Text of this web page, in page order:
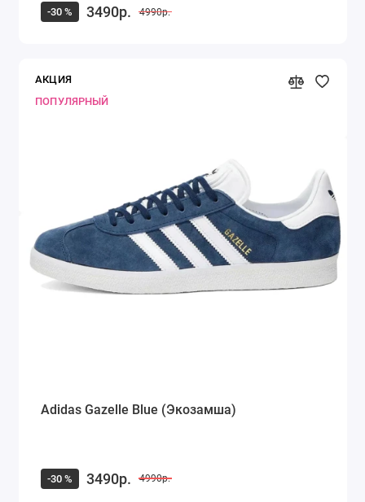
-30 % 3490р. 4990р.
АКЦИЯ
ПОПУЛЯРНЫЙ
Adidas Gazelle Blue (Экозамша)
-30 % 3490р. 4990р.